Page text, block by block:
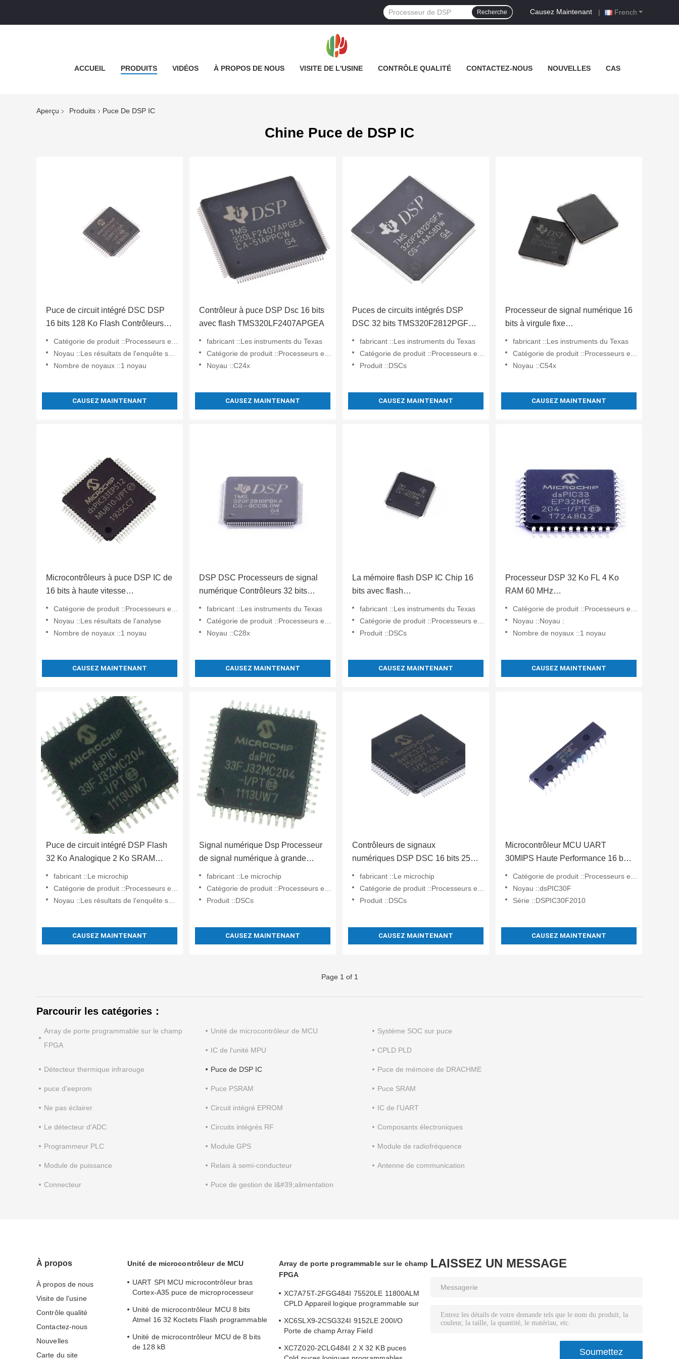
French
Causez Maintenant |
Recherche
ACCUEIL PRODUITS VIDÉOS À PROPOS DE NOUS VISITE DE L'USINE CONTRÔLE QUALITÉ CONTACTEZ-NOUS NOUVELLES CAS
Aperçu Produits Puce De DSP IC
Chine Puce de DSP IC
Puce de circuit intégré DSC DSP
16 bits 128 Ko Flash Contrôleurs
DsPIC33FJ128MC804-I/PT
Catégorie de produit ::Processeurs et contrôleurs de signaux numériques - DSP, DSC
Noyau ::Les résultats de l'enquête sont publiés dans le Bulletin.
Nombre de noyaux ::1 noyau
CAUSEZ MAINTENANT
Contrôleur à puce DSP Dsc 16 bits
avec flash TMS320LF2407APGEA
fabricant ::Les instruments du Texas
Catégorie de produit ::Processeurs et contrôleurs de signaux numériques - DSP, DSC
Noyau ::C24x
CAUSEZ MAINTENANT
Puces de circuits intégrés DSP
DSC 32 bits TMS320F2812PGFA,
numériques
fabricant ::Les instruments du Texas
Catégorie de produit ::Processeurs et contrôleurs de signaux numériques - DSP, DSC
Produit ::DSCs
CAUSEZ MAINTENANT
Processeur de signal numérique 16
bits à virgule fixe
fabricant ::Les instruments du Texas
Catégorie de produit ::Processeurs et contrôleurs de signaux numériques - DSP, DSC
Noyau ::C54x
CAUSEZ MAINTENANT
Microcontrôleurs à puce DSP IC de
16 bits à haute vitesse
Catégorie de produit ::Processeurs et contrôleurs de signaux numériques - DSP, DSC
Noyau ::Les résultats de l'analyse
Nombre de noyaux ::1 noyau
CAUSEZ MAINTENANT
DSP DSC Processeurs de signal
numérique Contrôleurs 32 bits
TMS320F2810PBKA
fabricant ::Les instruments du Texas
Catégorie de produit ::Processeurs et contrôleurs de signaux numériques - DSP, DSC
Noyau ::C28x
CAUSEZ MAINTENANT
La mémoire flash DSP IC Chip 16
bits avec flash
fabricant ::Les instruments du Texas
Catégorie de produit ::Processeurs et contrôleurs de signaux numériques - DSP, DSC
Produit ::DSCs
CAUSEZ MAINTENANT
Processeur DSP 32 Ko FL 4 Ko
RAM 60 MHz
Catégorie de produit ::Processeurs et contrôleurs de signaux numériques - DSP, DSC
Noyau ::Noyau :
Nombre de noyaux ::1 noyau
CAUSEZ MAINTENANT
Puce de circuit intégré DSP Flash
32 Ko Analogique 2 Ko SRAM
fabricant ::Le microchip
Catégorie de produit ::Processeurs et contrôleurs de signaux numériques - DSP, DSC
Noyau ::Les résultats de l'enquête sont publiés dans le Bulletin.
CAUSEZ MAINTENANT
Signal numérique Dsp Processeur
de signal numérique à grande
I/PT
fabricant ::Le microchip
Catégorie de produit ::Processeurs et contrôleurs de signaux numériques - DSP, DSC
Produit ::DSCs
CAUSEZ MAINTENANT
Contrôleurs de signaux
numériques DSP DSC 16 bits 256
SRAM avec processeurs
analogiques avancés
fabricant ::Le microchip
Catégorie de produit ::Processeurs et contrôleurs de signaux numériques - DSP, DSC
Produit ::DSCs
CAUSEZ MAINTENANT
Microcontrôleur MCU UART
30MIPS Haute Performance 16 bits
Puce DSPIC30F2010-30I/SP
Catégorie de produit ::Processeurs et contrôleurs de signaux numériques - DSP, DSC
Noyau ::dsPIC30F
Série ::DSPIC30F2010
CAUSEZ MAINTENANT
Page 1 of 1
Parcourir les catégories：
Array de porte programmable sur le champ
FPGA
Unité de microcontrôleur de MCU Système SOC sur puce
IC de l'unité MPU CPLD PLD
Détecteur thermique infrarouge Puce de DSP IC Puce de mémoire de DRACHME
puce d'eeprom Puce PSRAM Puce SRAM
Ne pas éclairer Circuit intégré EPROM IC de l'UART
Le détecteur d'ADC Circuits intégrés RF Composants électroniques
Programmeur PLC Module GPS Module de radiofréquence
Module de puissance Relais à semi-conducteur Antenne de communication
Connecteur Puce de gestion de l&#39;alimentation
À propos
À propos de nous
Visite de l'usine
Contrôle qualité
Contactez-nous
Nouvelles
Carte du site
Unité de microcontrôleur de MCU
UART SPI MCU microcontrôleur bras
Cortex-A35 puce de microprocesseur
Unité de microcontrôleur MCU 8 bits
Atmel 16 32 Koctets Flash programmable
Unité de microcontrôleur MCU de 8 bits
de 128 kB
Array de porte programmable sur le champ
FPGA
XC7A75T-2FGG484I 75520LE 11800ALM
CPLD Appareil logique programmable sur
XC6SLX9-2CSG324I 9152LE 200I/O
Porte de champ Array Field
puce
XC7Z020-2CLG484I 2 X 32 KB puces
LAISSEZ UN MESSAGE